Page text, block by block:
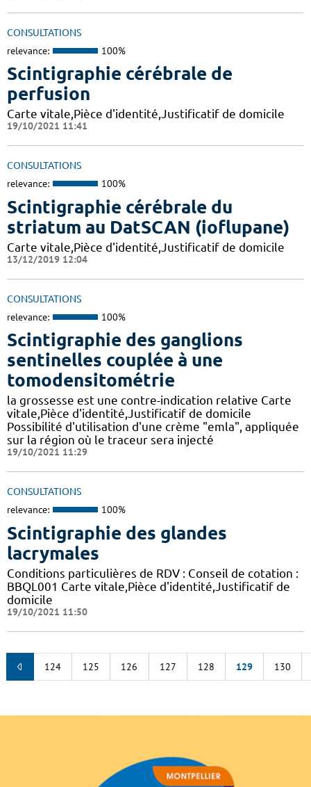
CONSULTATIONS
relevance: 100%
Scintigraphie cérébrale de
perfusion
Carte vitale,Pièce d'identité,Justificatif de domicile
19/10/2021 11:41
CONSULTATIONS
relevance: 100%
Scintigraphie cérébrale du
striatum au DatSCAN (ioflupane)
Carte vitale,Pièce d'identité,Justificatif de domicile
13/12/2019 12:04
CONSULTATIONS
relevance: 100%
Scintigraphie des ganglions
sentinelles couplée à une
tomodensitométrie
la grossesse est une contre-indication relative Carte
vitale,Pièce d'identité,Justificatif de domicile
Possibilité d'utilisation d'une crème "emla", appliquée
sur la région où le traceur sera injecté
19/10/2021 11:29
CONSULTATIONS
relevance: 100%
Scintigraphie des glandes
lacrymales
Conditions particulières de RDV : Conseil de cotation :
BBQL001 Carte vitale,Pièce d'identité,Justificatif de
domicile
19/10/2021 11:50
124 125 126 127 128 129 130